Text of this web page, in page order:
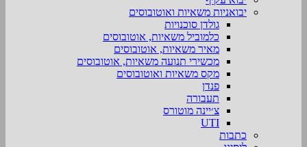
יבואניות משאיות ואוטובוסים
גולדן סוכנויות
כלמוביל משאיות, אוטובוסים
מאיר משאיות, אוטובוסים
מכשירי תנועה משאיות, אוטובוסים
מקס משאיות ואוטובוסים
פנדן
תעבורה
צ׳יינה מוטורס
UTI
כתבות